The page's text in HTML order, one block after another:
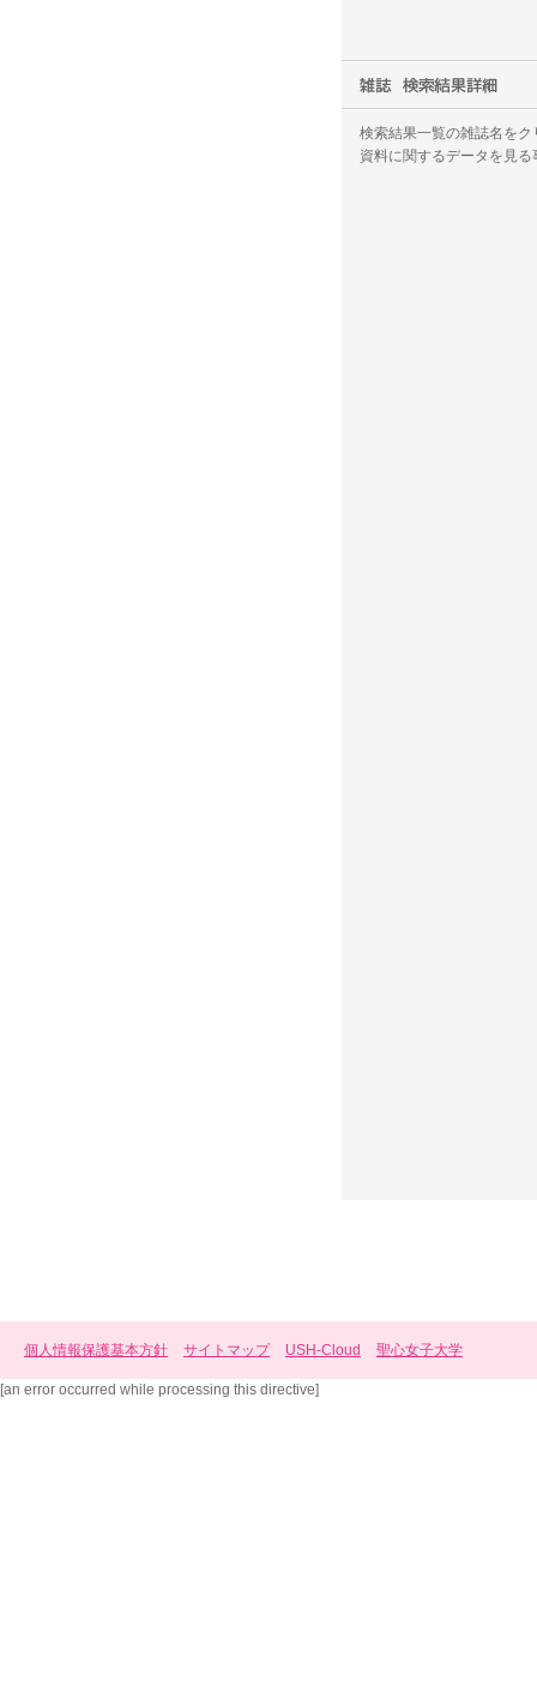
検索結果一覧の雑誌名を
資料に関するデータを見
個人情報保護基本方針 サイトマップ USH-Cloud 聖心女子大学
[an error occurred while processing this directive]